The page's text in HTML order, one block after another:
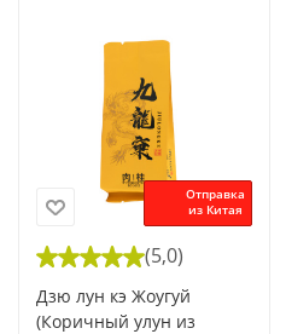
Отправка
из Китая
(5,0)
Дзю лун кэ Жоугуй
(Коричный улун из